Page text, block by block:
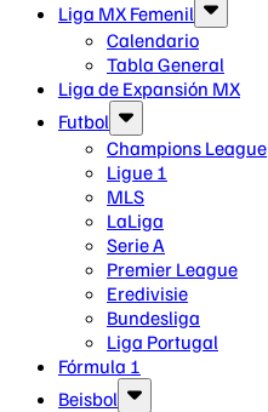
Liga MX Femenil
Calendario
Tabla General
Liga de Expansión MX
Futbol
Champions League
Ligue 1
MLS
LaLiga
Serie A
Premier League
Eredivisie
Bundesliga
Liga Portugal
Fórmula 1
Beisbol